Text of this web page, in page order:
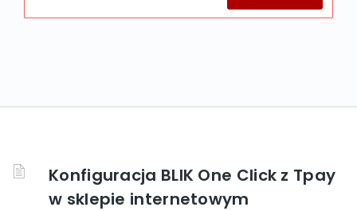
Konfiguracja BLIK One Click z Tpay
w sklepie internetowym